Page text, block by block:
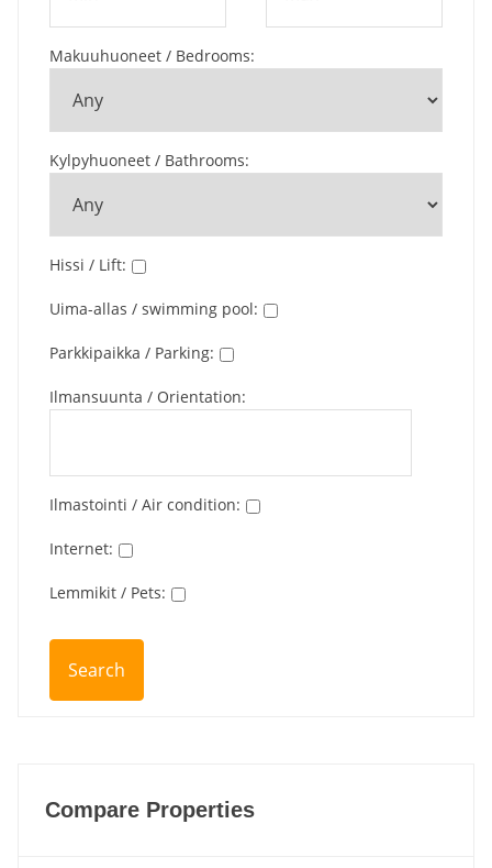
Makuuhuoneet / Bedrooms:
Kylpyhuoneet / Bathrooms:
Hissi / Lift:
Uima-allas / swimming pool:
Parkkipaikka / Parking:
Ilmansuunta / Orientation:
Ilmastointi / Air condition:
Internet:
Lemmikit / Pets:
Compare Properties